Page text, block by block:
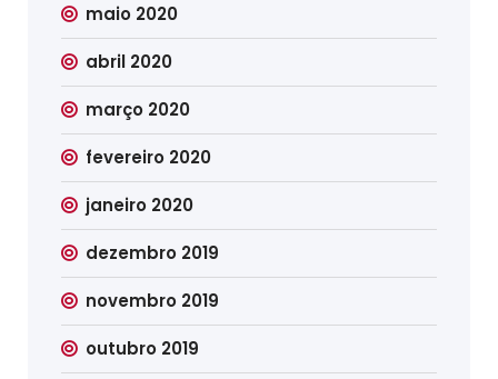
maio 2020
abril 2020
março 2020
fevereiro 2020
janeiro 2020
dezembro 2019
novembro 2019
outubro 2019